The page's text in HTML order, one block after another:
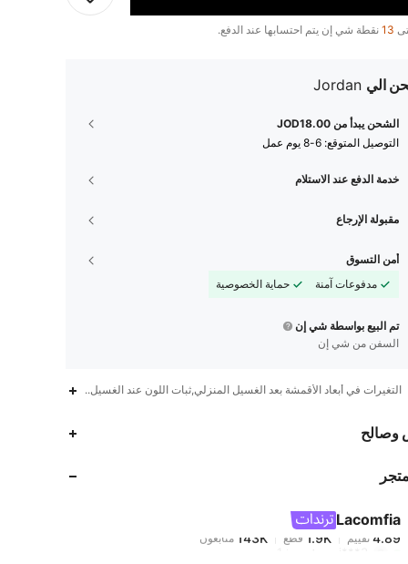
13 نقطة شي إن يتم احتسابها عند الدفع.
الي Jordan
الشحن يبدأ من JOD18.00
التوصيل المتوقع: 6-8 يوم عمل
خدمة الدفع عند الاستلام
مقبولة الإرجاع
أمن التسوق
مدفوعات آمنة
حماية الخصوصية
تم البيع بواسطة شي إن
السفن من شي إن
التغيرات في أبعاد الأقمشة بعد الغسيل المنزلي,ثبات اللون عند الغسيل,منخفض
وصالح
Lacomfia
4.89
4.89
1.9Kقطع
j***3 تم دفعمنذ 1 يوم